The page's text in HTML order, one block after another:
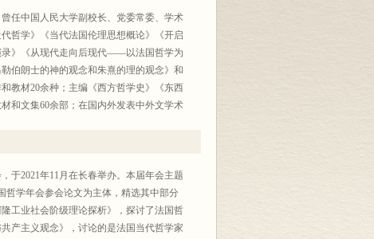
任中国人民大学副校长、党委常委、学术
哲学》《当代法国伦理思想概论》《开启
》《从现代走向后现代——以法国哲学为
伯朗士的神的观念和朱熹的理的观念》和
教材20余种；主编《西方哲学史》《东西
和文集60余部；在国内外发表中外文学术
于2021年11月在长春举办。本届年会主题
哲学年会参会论文为主体，精选其中部分
工业社会阶级理论探析》，探讨了法国哲
产主义观念》，讨论的是法国当代哲学家